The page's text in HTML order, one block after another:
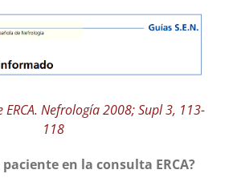
ERCA. Nefrología 2008; Supl 3, 113-
118
en la consulta ERCA?